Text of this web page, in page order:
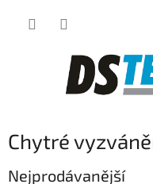
Chytré
Nejprodávanější